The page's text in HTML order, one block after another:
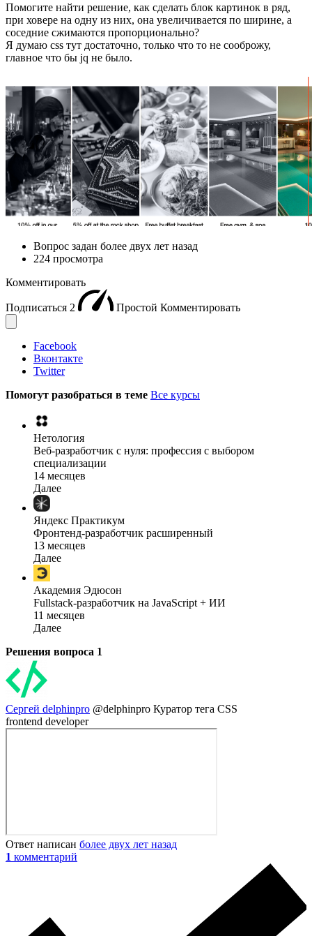
Помогите найти решение, как сделать блок картинок в ряд,
при ховере на одну из них, она увеличивается по ширине, а
соседние сжимаются пропорционально?
Я думаю css тут достаточно, только что то не сооброжу,
главное что бы jq не было.
Вопрос задан более двух лет назад
224 просмотра
Комментировать
Подписаться 2 Простой Комментировать
Facebook
Вконтакте
Twitter
Помогут разобраться в теме Все курсы
Нетология
Веб-разработчик с нуля: профессия с выбором
специализации
14 месяцев
Далее
Яндекс Практикум
Фронтенд-разработчик расширенный
13 месяцев
Далее
Академия Эдюсон
Fullstack-разработчик на JavaScript + ИИ
11 месяцев
Далее
Решения вопроса 1
Сергей delphinpro @delphinpro Куратор тега CSS
frontend developer
Ответ написан более двух лет назад
1 комментарий